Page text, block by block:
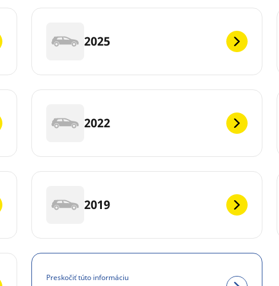
2025
2022
2019
Preskočiť túto informáciu